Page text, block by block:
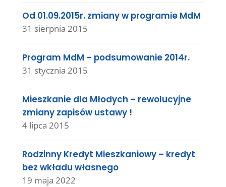
Od 01.09.2015r. zmiany w programie MdM
31 sierpnia 2015
Program MdM – podsumowanie 2014r.
31 stycznia 2015
Mieszkanie dla Młodych – rewolucyjne
zmiany zapisów ustawy !
4 lipca 2015
Rodzinny Kredyt Mieszkaniowy – kredyt
bez wkładu własnego
19 maja 2022